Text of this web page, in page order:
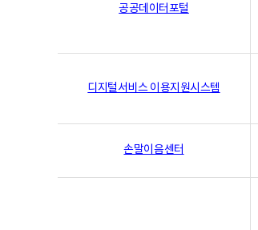
공공데이터포털
디지털서비스 이용지원시스템
손말이음센터